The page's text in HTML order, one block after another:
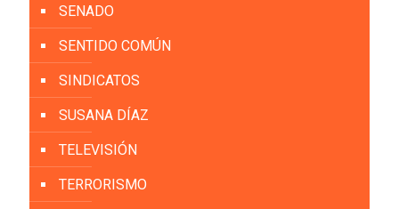
SENADO
SENTIDO COMÚN
SINDICATOS
SUSANA DÍAZ
TELEVISIÓN
TERRORISMO